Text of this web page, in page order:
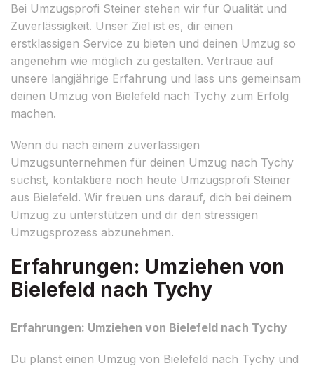
Bei Umzugsprofi Steiner stehen wir für Qualität und
Zuverlässigkeit. Unser Ziel ist es, dir einen
erstklassigen Service zu bieten und deinen Umzug so
angenehm wie möglich zu gestalten. Vertraue auf
unsere langjährige Erfahrung und lass uns gemeinsam
deinen Umzug von Bielefeld nach Tychy zum Erfolg
machen.
Wenn du nach einem zuverlässigen
Umzugsunternehmen für deinen Umzug nach Tychy
suchst, kontaktiere noch heute Umzugsprofi Steiner
aus Bielefeld. Wir freuen uns darauf, dich bei deinem
Umzug zu unterstützen und dir den stressigen
Umzugsprozess abzunehmen.
Erfahrungen: Umziehen von
Bielefeld nach Tychy
Erfahrungen: Umziehen von Bielefeld nach Tychy
Du planst einen Umzug von Bielefeld nach Tychy und